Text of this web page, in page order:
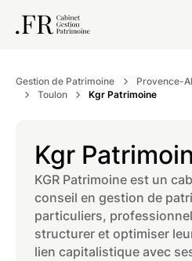
Gestion de Patrimoine Provence-
Toulon
Kgr Patrimoine
Kgr
KGR Patrimoine est un
conseil en gestion de
particuliers,
structurer et optimiser
lien capitalistique avec